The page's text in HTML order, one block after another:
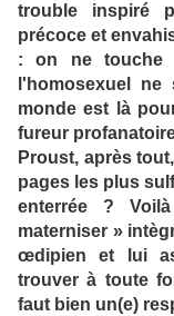
trouble inspiré
précoce et
: on ne touche
l'homosexuel
monde est là
fureur
Proust, après
pages les plus
enterrée ?
materniser »
œdipien et lui
trouver à toute
faut bien un(e)